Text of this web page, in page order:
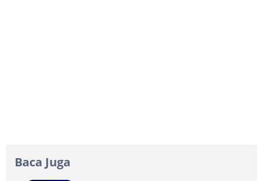
Baca Juga